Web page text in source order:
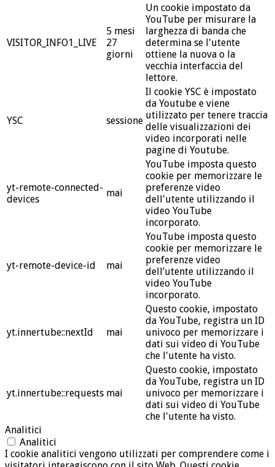
VISITOR_INFO1_LIVE
5 mesi
27
giorni
Un cookie impostato da
YouTube per misurare la
larghezza di banda che
determina se l'utente
ottiene la nuova o la
vecchia interfaccia del
lettore.
YSC sessione
Il cookie YSC è impostato
da Youtube e viene
utilizzato per tenere traccia
delle visualizzazioni dei
video incorporati nelle
pagine di Youtube.
yt-remote-connected-
devices
mai
YouTube imposta questo
cookie per memorizzare le
preferenze video
dell'utente utilizzando il
video YouTube
incorporato.
yt-remote-device-id mai
YouTube imposta questo
cookie per memorizzare le
preferenze video
dell’utente utilizzando il
video YouTube
incorporato.
yt.innertube::nextId mai
Questo cookie, impostato
da YouTube, registra un ID
univoco per memorizzare i
dati sui video di YouTube
che l'utente ha visto.
yt.innertube::requests mai
Questo cookie, impostato
da YouTube, registra un ID
univoco per memorizzare i
dati sui video di YouTube
che l'utente ha visto.
Analitici
Analitici
I cookie analitici vengono utilizzati per comprendere come i